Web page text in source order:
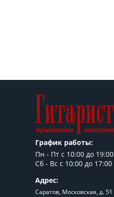
График работы:
Пн - Пт c 10:00 до 19:00
Сб - Вс с 10:00 до 17:00
Адрес:
Саратов, Московская, д. 51